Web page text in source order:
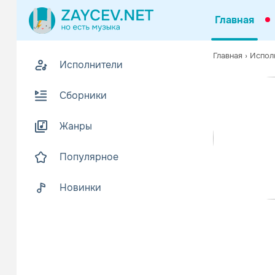
Главная
Исполнители
Сборники
Жанры
Популярное
Новинки
Главная ›
У истоков